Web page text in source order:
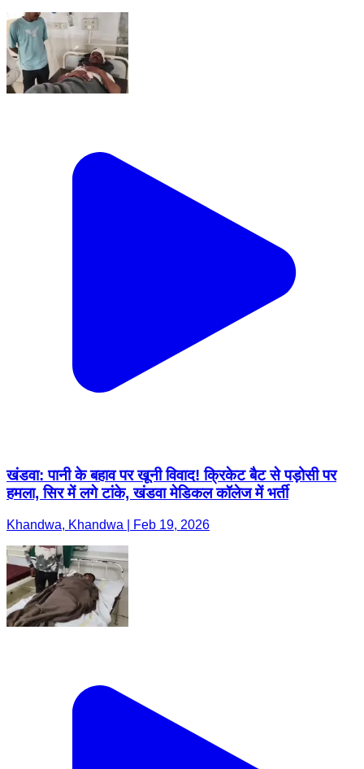
खंडवा: पानी के बहाव पर खूनी विवाद! क्रिकेट बैट से पड़ोसी पर
हमला, सिर में लगे टांके, खंडवा मेडिकल कॉलेज में भर्ती
Khandwa, Khandwa | Feb 19, 2026